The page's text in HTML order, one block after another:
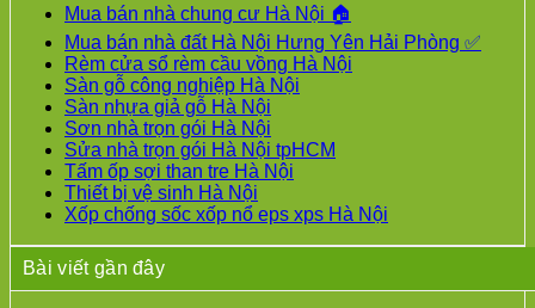
Mua bán nhà chung cư Hà Nội 🏠
Mua bán nhà đất Hà Nội Hưng Yên Hải Phòng ✅
Rèm cửa sổ rèm cầu vồng Hà Nội
Sàn gỗ công nghiệp Hà Nội
Sàn nhựa giả gỗ Hà Nội
Sơn nhà trọn gói Hà Nội
Sửa nhà trọn gói Hà Nội tpHCM
Tấm ốp sợi than tre Hà Nội
Thiết bị vệ sinh Hà Nội
Xốp chống sốc xốp nổ eps xps Hà Nội
Bài viết gần đây